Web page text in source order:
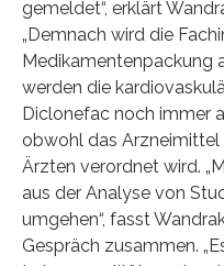
gemeldet“, erklärt
„Demnach wird die
Medikamentenpackung
werden die
Diclonefac noch immer
obwohl das Arzneimittel
Ärzten verordnet wird.
aus der Analyse von
umgehen“, fasst
Gespräch zusammen.